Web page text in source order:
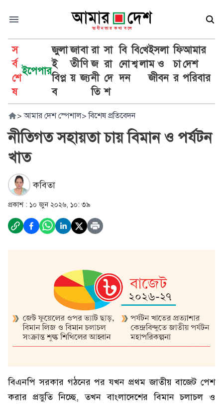
স
র্ব
শে
ষ
ইপেপার
জুলা
ই
বিপ্ল
ব
জা
তী
য়
বা
ণি
জ্য
রা
জ
নী
তি
সা
রা
দে
শ
বি
নো
দন
বি
শ্ব
খে
লা
ইসলা
ম ও
জীবন
ফি
চা
র
আমার
দেশ
পরিবার
> আমার দেশ স্পেশাল> বিশেষ প্রতিবেদন
নীতিগত সহায়তা চায় বিমান ও পর্যটন
খাত
কবিতা
প্রকাশ : ১০ জুন ২০২৬, ১০: ৩৯
বিএনপি সরকার গঠনের পর যখন প্রথম জাতীয় বাজেট পেশ
করার প্রস্তুতি নিচ্ছে, তখন বাংলাদেশের বিমান চলাচল ও